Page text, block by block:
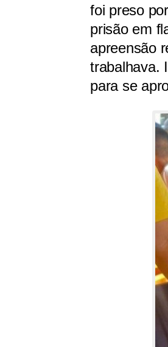
foi preso
prisão em
apreensão
trabalhava.
para se